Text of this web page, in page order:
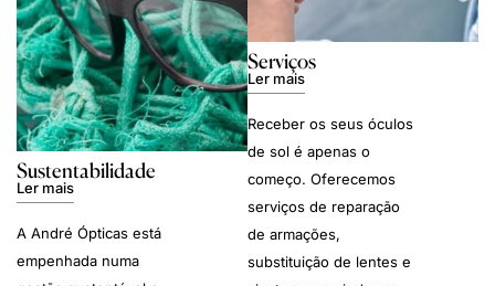
Sustentabilidade
Ler mais
A André Ópticas está
empenhada numa
Serviços
Ler mais
Receber os seus óculos
de sol é apenas o
começo. Oferecemos
serviços de reparação
de armações,
substituição de lentes e